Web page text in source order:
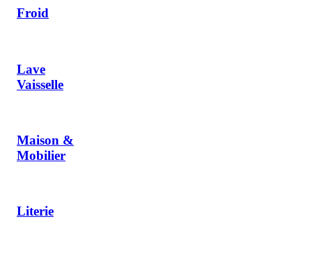
Froid
Lave
Vaisselle
Maison &
Mobilier
Literie